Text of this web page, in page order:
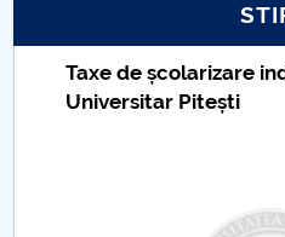
Taxe de școlarizare
Universitar Pitești